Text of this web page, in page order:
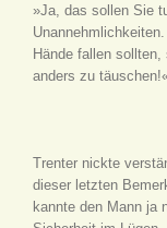
»Ja, das sollen Sie
Hände fallen
anders zu
Trenter nickte
dieser letzten
kannte den Mann ja